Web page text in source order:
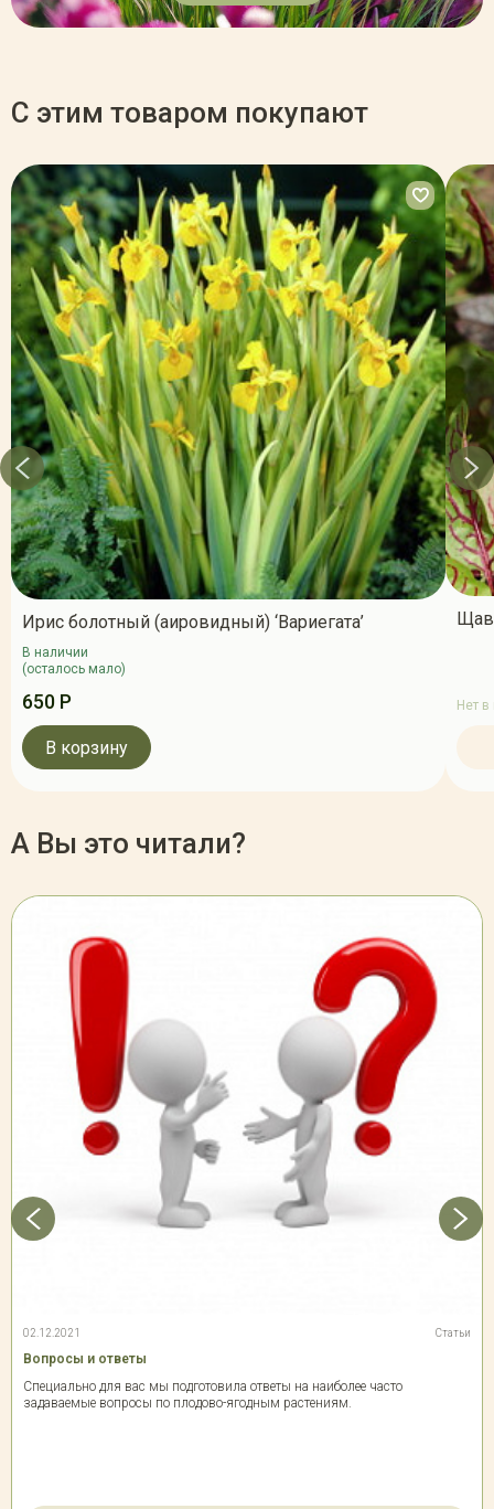
С этим товаром покупают
Ирис болотный (аировидный) ‘Вариегата’
В наличии
(осталось мало)
650 Р
В корзину
Нет
А Вы это читали?
02.12.2021 Статьи
Вопросы и ответы
Специально для вас мы подготовила ответы на наиболее часто
задаваемые вопросы по плодово-ягодным растениям.